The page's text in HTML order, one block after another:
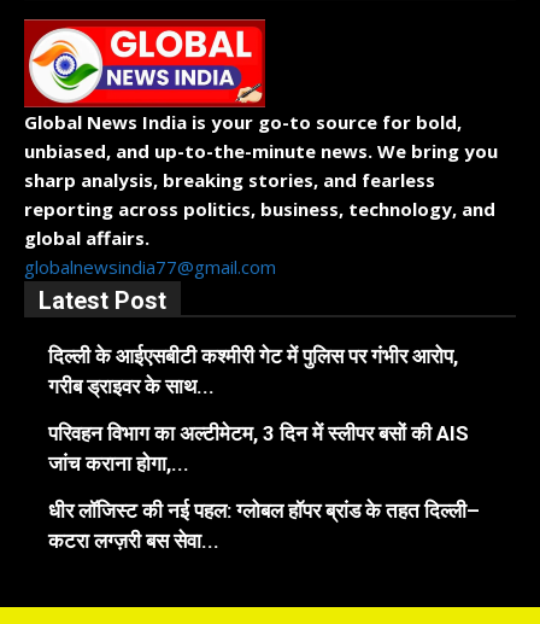
Global News India is your go-to source for bold,
unbiased, and up-to-the-minute news. We bring you
sharp analysis, breaking stories, and fearless
reporting across politics, business, technology, and
global affairs.
globalnewsindia77@gmail.com
Latest Post
दिल्ली के आईएसबीटी कश्मीरी गेट में पुलिस पर गंभीर आरोप,
गरीब ड्राइवर के साथ...
परिवहन विभाग का अल्टीमेटम, 3 दिन में स्लीपर बसों की AIS
जांच कराना होगा,...
धीर लॉजिस्ट की नई पहल: ग्लोबल हॉपर ब्रांड के तहत दिल्ली–
कटरा लग्ज़री बस सेवा...